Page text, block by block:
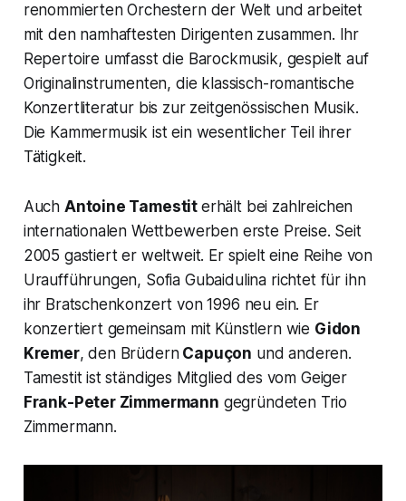
renommierten Orchestern der Welt und arbeitet
mit den namhaftesten Dirigenten zusammen. Ihr
Repertoire umfasst die Barockmusik, gespielt auf
Originalinstrumenten, die klassisch-romantische
Konzertliteratur bis zur zeitgenössischen Musik.
Die Kammermusik ist ein wesentlicher Teil ihrer
Tätigkeit.
Auch Antoine Tamestit erhält bei zahlreichen
internationalen Wettbewerben erste Preise. Seit
2005 gastiert er weltweit. Er spielt eine Reihe von
Uraufführungen, Sofia Gubaidulina richtet für ihn
ihr Bratschenkonzert von 1996 neu ein. Er
konzertiert gemeinsam mit Künstlern wie Gidon
Kremer, den BrüdernCapuçon und anderen.
Tamestit ist ständiges Mitglied des vom Geiger
Frank-Peter Zimmermann gegründeten Trio
Zimmermann.